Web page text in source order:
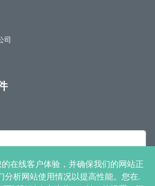
在线客户体验，并确保我们的网站正
析网站使用情况以提高性能。您在.
司